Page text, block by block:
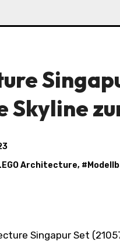
Skyline
Architecture, #